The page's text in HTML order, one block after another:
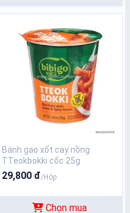
Bánh gạo xốt cay nồng
TTeokbokki cốc 25g
29,800 đ/Hộp
Chọn mua